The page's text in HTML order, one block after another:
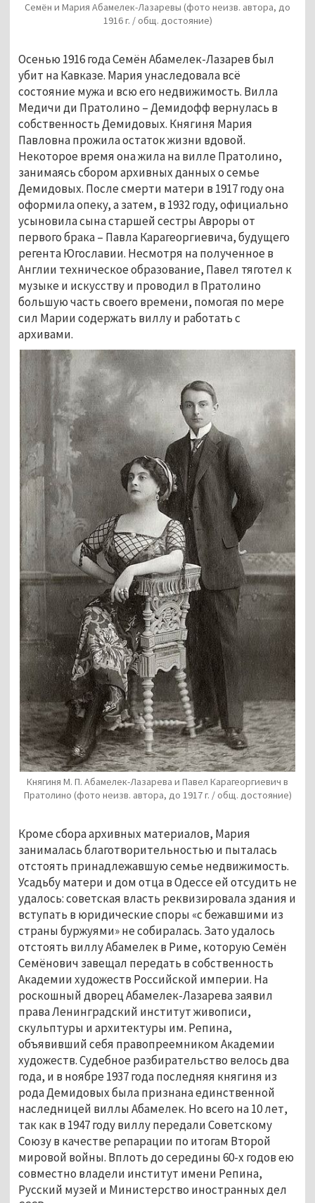
Семён и Мария Абамелек-Лазаревы (фото неизв. автора, до
1916 г. / общ. достояние)
Осенью 1916 года Семён Абамелек-Лазарев был
убит на Кавказе. Мария унаследовала всё
состояние мужа и всю его недвижимость. Вилла
Медичи ди Пратолино – Демидофф вернулась в
собственность Демидовых. Княгиня Мария
Павловна прожила остаток жизни вдовой.
Некоторое время она жила на вилле Пратолино,
занимаясь сбором архивных данных о семье
Демидовых. После смерти матери в 1917 году она
оформила опеку, а затем, в 1932 году, официально
усыновила сына старшей сестры Авроры от
первого брака – Павла Карагеоргиевича, будущего
регента Югославии. Несмотря на полученное в
Англии техническое образование, Павел тяготел к
музыке и искусству и проводил в Пратолино
большую часть своего времени, помогая по мере
сил Марии содержать виллу и работать с
архивами.
Княгиня М. П. Абамелек-Лазарева и Павел Карагеоргиевич в
Пратолино (фото неизв. автора, до 1917 г. / общ. достояние)
Кроме сбора архивных материалов, Мария
занималась благотворительностью и пыталась
отстоять принадлежавшую семье недвижимость.
Усадьбу матери и дом отца в Одессе ей отсудить не
удалось: советская власть реквизировала здания и
вступать в юридические споры «с бежавшими из
страны буржуями» не собиралась. Зато удалось
отстоять виллу Абамелек в Риме, которую Семён
Семёнович завещал передать в собственность
Академии художеств Российской империи. На
роскошный дворец Абамелек-Лазарева заявил
права Ленинградский институт живописи,
скульптуры и архитектуры им. Репина,
объявивший себя правопреемником Академии
художеств. Судебное разбирательство велось два
года, и в ноябре 1937 года последняя княгиня из
рода Демидовых была признана единственной
наследницей виллы Абамелек. Но всего на 10 лет,
так как в 1947 году виллу передали Советскому
Союзу в качестве репарации по итогам Второй
мировой войны. Вплоть до середины 60-х годов ею
совместно владели институт имени Репина,
Русский музей и Министерство иностранных дел